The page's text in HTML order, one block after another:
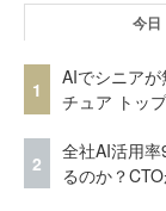
今日
1
AIでシニア
チュア トッ
2
全社AI活用
るのか？